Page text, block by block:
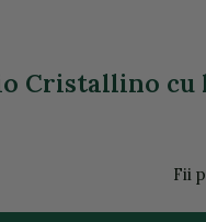
Cristallino
Fii